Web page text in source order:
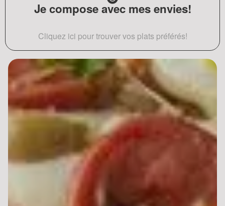
Je compose avec mes envies!
Cliquez ici pour trouver vos plats préférés!